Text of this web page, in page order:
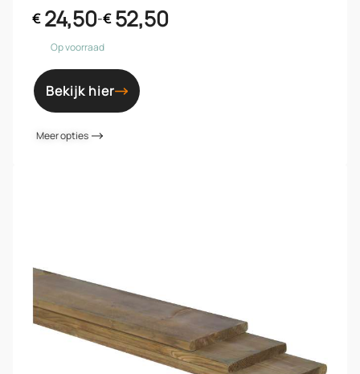
€24,50-€52,50
Op voorraad
Bekijk hier
Meer opties